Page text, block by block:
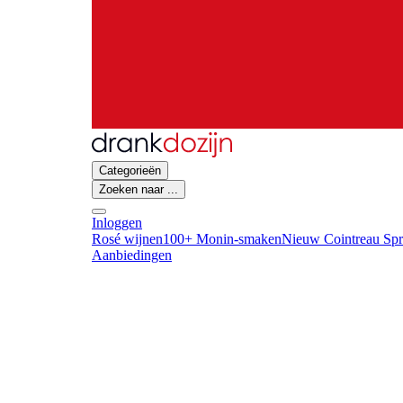
Categorieën
Zoeken naar ...
Inloggen
Rosé wijnen100+ Monin-smakenNieuw Cointreau
Aanbiedingen